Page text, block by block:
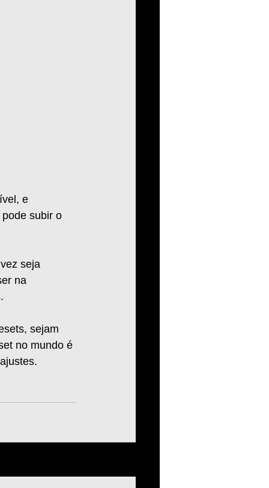
e
subir o
seja
na
sejam
no mundo é